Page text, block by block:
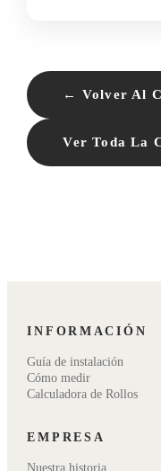
← Volver Al
Ver Toda La
INFORMACIÓN
Guía de instalación
Cómo medir
Calculadora de Rollos
EMPRESA
Nuestra historia